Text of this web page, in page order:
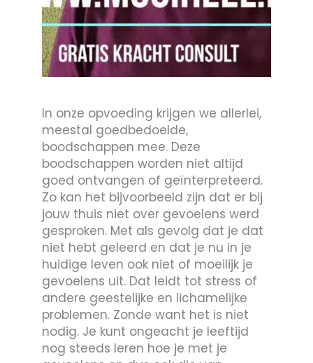
In onze opvoeding krijgen we allerlei,
meestal goedbedoelde,
boodschappen mee. Deze
boodschappen worden niet altijd
goed ontvangen of geïnterpreteerd.
Zo kan het bijvoorbeeld zijn dat er bij
jouw thuis niet over gevoelens werd
gesproken. Met als gevolg dat je dat
niet hebt geleerd en dat je nu in je
huidige leven ook niet of moeilijk je
gevoelens uit. Dat leidt tot stress of
andere geestelijke en lichamelijke
problemen. Zonde want het is niet
nodig. Je kunt ongeacht je leeftijd
nog steeds leren hoe je met je